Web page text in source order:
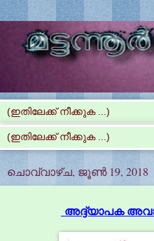
ചൊവ്വാഴ്ച, ജൂൺ 19, 2018
അദ്ദ്യാപക